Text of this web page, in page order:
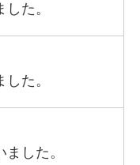
た。
た。
した。